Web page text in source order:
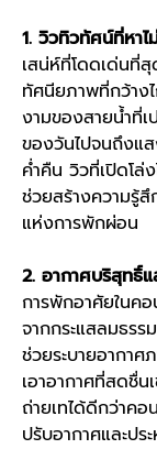
1. วิวทิวทัศน์ที่หาไ
เสน่ห์ที่โดดเด่นที่
ทัศนียภาพที่กว้าง
งามของสายน้ำที่
ของวันไปจนถึงแส
ค่ำคืน วิวที่เปิดโล่
ช่วยสร้างความรู้
แห่งการพักผ่อน
2. อากาศบริสุทธิ์
การพักอาศัยในคอ
จากกระแสลมธร
ช่วยระบายอากา
เอาอากาศที่สดชื่น
ถ่ายเทได้ดีกว่าค
ปรับอากาศและป